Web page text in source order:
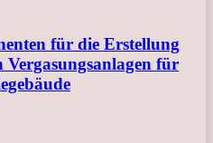
für die Erstellung
für